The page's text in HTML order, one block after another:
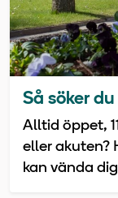
Så söker du
Alltid öppet,
eller akuten?
kan vända